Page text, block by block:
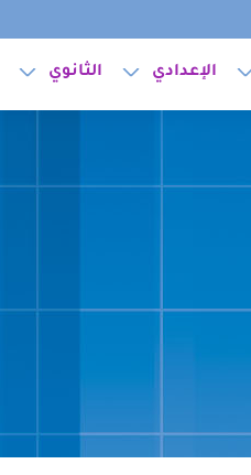
الإعدادي الثانوي